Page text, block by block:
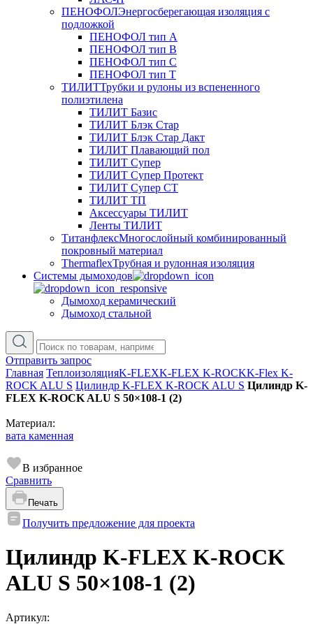
ПЕНОФОЛЭнергосберегающая изоляция с
подложкой
ПЕНОФОЛ тип А
ПЕНОФОЛ тип B
ПЕНОФОЛ тип C
ПЕНОФОЛ тип T
ТИЛИТТрубки и рулоны из вспененного
полиэтилена
ТИЛИТ Базис
ТИЛИТ Блэк Стар
ТИЛИТ Блэк Стар Дакт
ТИЛИТ Плавающий пол
ТИЛИТ Супер
ТИЛИТ Супер Протект
ТИЛИТ Супер СТ
ТИЛИТ ТП
Аксессуары ТИЛИТ
Ленты ТИЛИТ
ТитанфлексМногослойный комбинированный
покровный материал
ThermaflexТрубная и рулонная изоляция
Cистемы дымоходов
Дымоход керамический
Дымоход стальной
Отправить запрос
Главная ТеплоизоляцияK-FLEXK-FLEX K-ROCKK-Flex K-
ROCK ALU S Цилиндр K-FLEX K-ROCK ALU S Цилиндр K-
FLEX K-ROCK ALU S 50×108-1 (2)
Материал:
вата каменная
В избранное
Сравнить
Печать
Получить предложение для проекта
Цилиндр K-FLEX K-ROCK
ALU S 50×108-1 (2)
Артикул: